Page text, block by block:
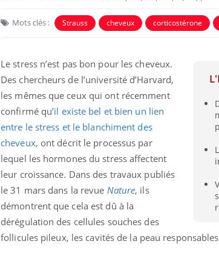
Mots clés : Strauss cheveux corticostérone
Le stress n’est pas bon pour les cheveux.
Des chercheurs de l’université d’Harvard,
les mêmes que ceux qui ont récemment
confirmé qu’il existe bel et bien un lien
entre le stress et le blanchiment des
cheveux, ont décrit le processus par
lequel les hormones du stress affectent
leur croissance. Dans des travaux publiés
le 31 mars dans la revue Nature, ils
démontrent que cela est dû à la
dérégulation des cellules souches des
follicules pileux, les cavités de la peau
Fatigue en vacances :
maladie ?
Et si les caries pouvaient
bientôt disparaître sans
plombage ?
Éclipse solaire du 12 août
: “Des verres adaptés,
c'est indispensable pour
la santé des yeux”